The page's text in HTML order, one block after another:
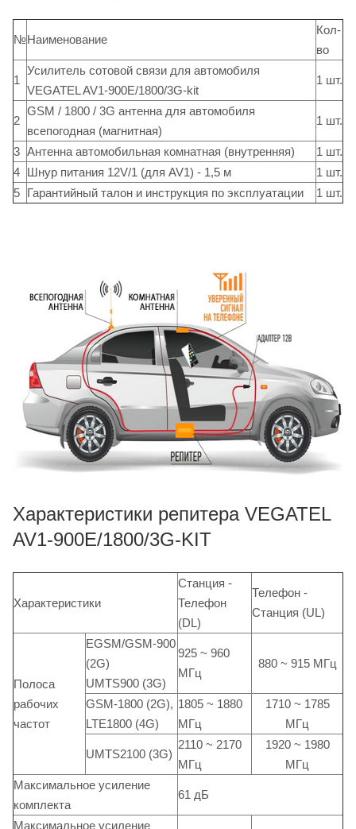
№Наименование
Кол-
во
1
Усилитель сотовой связи для автомобиля
VEGATEL AV1-900E/1800/3G-kit
1 шт.
2
GSM / 1800 / 3G антенна для автомобиля
всепогодная (магнитная)
1 шт.
3 Антенна автомобильная комнатная (внутренняя)
1 шт.
4 Шнур питания 12V/1 (для AV1) - 1,5 м
1 шт.
5 Гарантийный талон и инструкция по эксплуатации 1 шт.
Характеристики репитера VEGATEL
AV1-900E/1800/3G-KIT
Характеристики
Станция -
Телефон
(DL)
Телефон -
Станция (UL)
Полоса
рабочих
частот
EGSM/GSM-900
(2G)
UMTS900 (3G)
925 ~ 960
МГц
880 ~ 915 МГц
GSM-1800 (2G),
LTE1800 (4G)
1805 ~ 1880
MГц
1710 ~ 1785
MГц
UMTS2100 (3G)
2110 ~ 2170
МГц
1920 ~ 1980
МГц
Максимальное усиление
комплекта
61 дБ
Максимальное усиление